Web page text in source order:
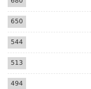
650
544
513
494